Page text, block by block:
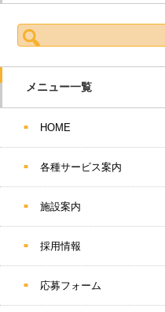
検索:
メニュー一覧
HOME
各種サービス案内
施設案内
採用情報
応募フォーム